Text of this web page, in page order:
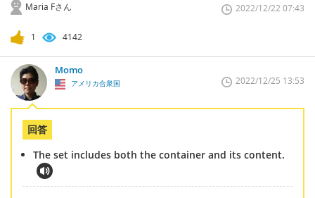
Maria Fさん 2022/12/22 07:43
1 4142
Momo
アメリカ合衆国 2022/12/25 13:53
回答
The set includes both the container and its content.